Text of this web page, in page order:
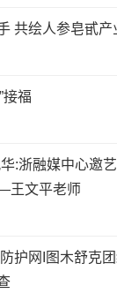
共绘人参皂甙产
接福
:浙融媒中心邀
王文平老师
护网I图木舒克